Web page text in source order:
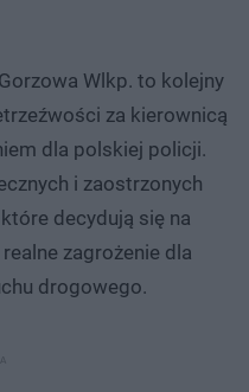
Wlkp. to kolejny
za kierownicą
dla polskiej policji.
i zaostrzonych
decydują się na
zagrożenie dla
drogowego.